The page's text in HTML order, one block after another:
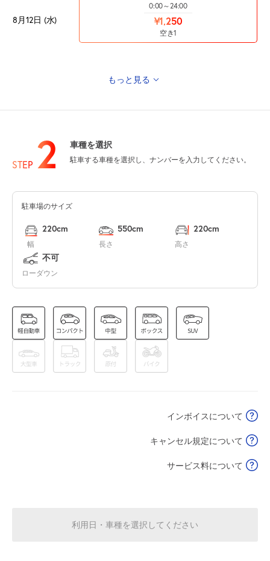
8月12日 (水)
0:00～24:00
¥1,250
空き1
8月14日 (金) ¥1,250
8月15日 (土) ¥1,250
空き2
8月17日 (月)
0:00～24:00
¥1,250
空き2
空き2
0:00～24:00
¥1,250
¥1,250
もっと見る
STEP 2 車種を選択
駐車する車種を選択し、ナンバーを入力してください。
駐車場のサイズ
幅
220cm
長さ
550cm
高さ
220cm
ローダウン
不可
インボイスについて
キャンセル規定について
サービス料について
利用日・車種を選択してください